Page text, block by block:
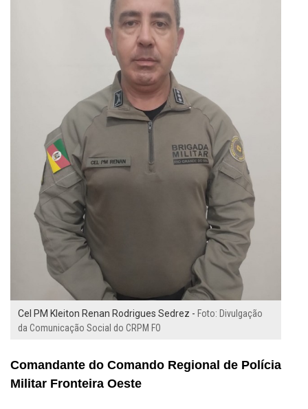
Cel PM Kleiton Renan Rodrigues Sedrez - Foto: Divulgação
da Comunicação Social do CRPM FO
Comandante do Comando Regional de Polícia
Militar Fronteira Oeste